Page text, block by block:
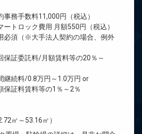
手数料11,000円（税込）
ロック費用 月額550円（税込）
須（※大手法人契約の場合、例外
証委託料/月額賃料等の20％～
続料/0.8万円～1.0万円 or
証料賃料等の1％～2％
㎡～53.16㎡）